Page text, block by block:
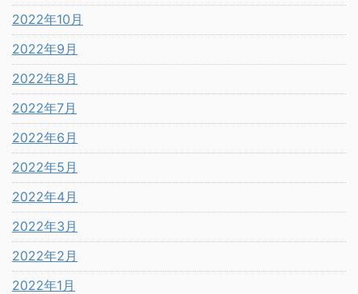
2022年10月
2022年9月
2022年8月
2022年7月
2022年6月
2022年5月
2022年4月
2022年3月
2022年2月
2022年1月